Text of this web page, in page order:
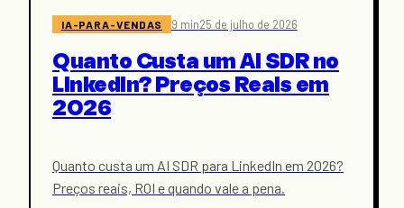
IA-PARA-VENDAS 9 min25 de julho de 2026
Quanto Custa um AI SDR no
LinkedIn? Preços Reais em
2026
Quanto custa um AI SDR para LinkedIn em 2026?
Preços reais, ROI e quando vale a pena.